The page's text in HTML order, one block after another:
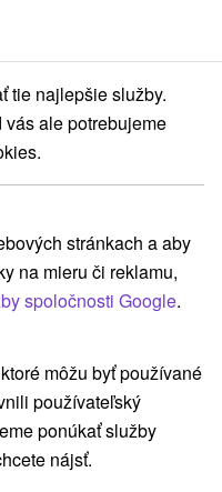
kúpaliská Liptov
na Liptove
(4)
strediská(2)
Jazda na koni(2)
(2)
tie najlepšie služby.
ale potrebujeme
stránkach a aby
na mieru či reklamu,
spoločnosti Google.
môžu byť používané
používateľský
ponúkať služby
nájsť.